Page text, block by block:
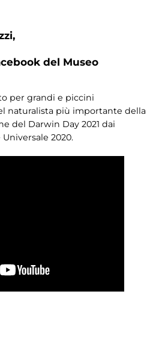
del Museo
per grandi e piccini
naturalista più importante della
del Darwin Day 2021 dai
2020.